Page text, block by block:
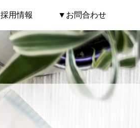
採用情報 ▼お問合わせ